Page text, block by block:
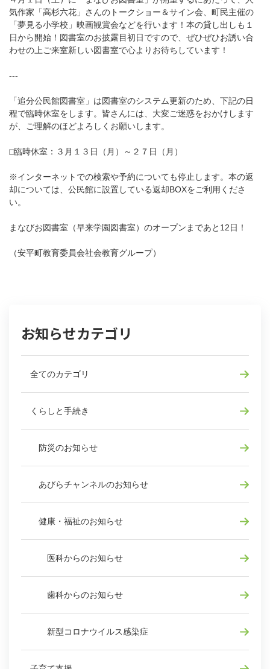
気作家「高杉六花」さんのトークショー＆サイン会、町民主催の
「夢見る小学校」映画観賞会などを行います！本の貸し出しも１
日から開始！図書室のお披露目初日ですので、ぜひぜひお誘い合
わせの上ご来室新しい図書室で心よりお待ちしています！
---
「追分公民館図書室」は図書室のシステム更新のため、下記の日
程で臨時休室をします。皆さんには、大変ご迷惑をおかけします
が、ご理解のほどよろしくお願いします。
□臨時休室：３月１３日（月）～２７日（月）
※インターネットでの検索や予約についても停止します。本の返
却については、公民館に設置している返却BOXをご利用くださ
い。
まなびお図書室（早来学園図書室）のオープンまであと12日！
（安平町教育委員会社会教育グループ）
お知らせカテゴリ
全てのカテゴリ
くらしと手続き
防災のお知らせ
あびらチャンネルのお知らせ
健康・福祉のお知らせ
医科からのお知らせ
歯科からのお知らせ
新型コロナウイルス感染症